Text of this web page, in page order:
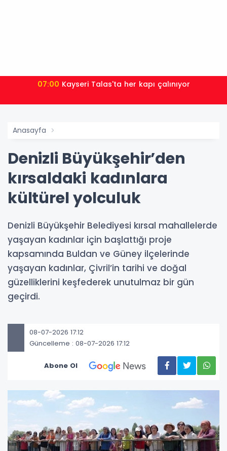
07:00 Kayseri Talas'ta her kapı çalınıyor
Anasayfa
Denizli Büyükşehir’den
kırsaldaki kadınlara
kültürel yolculuk
Denizli Büyükşehir Belediyesi kırsal mahallelerde
yaşayan kadınlar için başlattığı proje
kapsamında Buldan ve Güney ilçelerinde
yaşayan kadınlar, Çivril’in tarihi ve doğal
güzelliklerini keşfederek unutulmaz bir gün
geçirdi.
08-07-2026 17:12
Güncelleme : 08-07-2026 17:12
Abone Ol